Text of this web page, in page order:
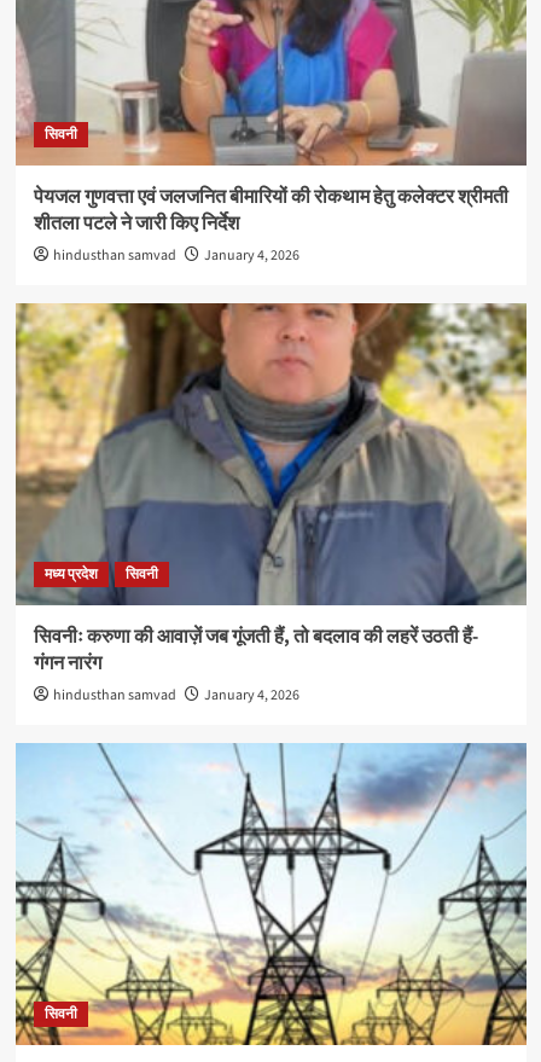
सिवनी
पेयजल गुणवत्ता एवं जलजनित बीमारियों की रोकथाम हेतु कलेक्टर श्रीमती
शीतला पटले ने जारी किए निर्देश
hindusthan samvad January 4, 2026
मध्य प्रदेश सिवनी
सिवनीः करुणा की आवाज़ें जब गूंजती हैं, तो बदलाव की लहरें उठती हैं-
गंगन नारंग
hindusthan samvad January 4, 2026
सिवनी